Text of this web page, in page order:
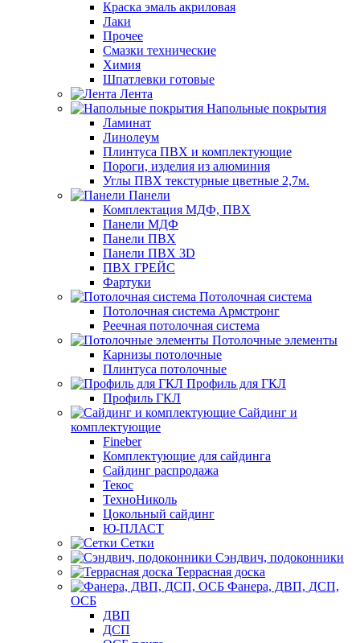
Краска эмаль акриловая
Лаки
Прочее
Смазки технические
Химия
Шпатлевки готовые
Лента
Напольные покрытия
Ламинат
Линолеум
Плинтуса ПВХ и комплектующие
Пороги, изделия из алюминия
Углы ПВХ текстурные цветные 2,7м.
Панели
Комплектация МДФ, ПВХ
Панели МДФ
Панели ПВХ
Панели ПВХ 3D
ПВХ ГРЕЙС
Фартуки
Потолочная система
Потолочная система Армстронг
Реечная потолочная система
Потолочные элементы
Карнизы потолочные
Плинтуса потолочные
Профиль для ГКЛ
Профиль ГКЛ
Сайдинг и
комплектующие
Fineber
Комплектующие для сайдинга
Сайдинг распродажа
Текос
ТехноНиколь
Цокольный сайдинг
Ю-ПЛАСТ
Сетки
Сэндвич, подоконники
Террасная доска
Фанера, ДВП, ДСП,
ОСБ
ДВП
ДСП